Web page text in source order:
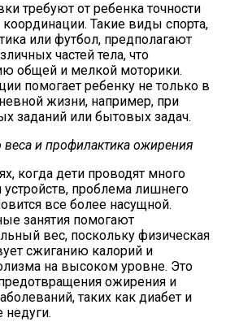
требуют от ребенка точности
Такие виды спорта,
или футбол, предполагают
частей тела, что
общей и мелкой моторики.
помогает ребенку не только в
жизни, например, при
заданий или бытовых задач.
и профилактика ожирения
когда дети проводят много
проблема лишнего
все более насущной.
занятия помогают
вес, поскольку физическая
сжиганию калорий и
на высоком уровне. Это
ожирения и
таких как диабет и
недуги.